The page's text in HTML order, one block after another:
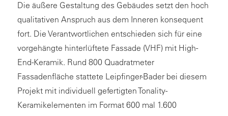
Die äußere Gestaltung des Gebäudes setzt den hoch
qualitativen Anspruch aus dem Inneren konsequent
fort. Die Verantwortlichen entschieden sich für eine
vorgehängte hinterlüftete Fassade (VHF) mit High-
End-Keramik. Rund 800 Quadratmeter
Fassadenfläche stattete Leipfinger-Bader bei diesem
Projekt mit individuell gefertigten Tonality-
Keramikelementen im Format 600 mal 1.600